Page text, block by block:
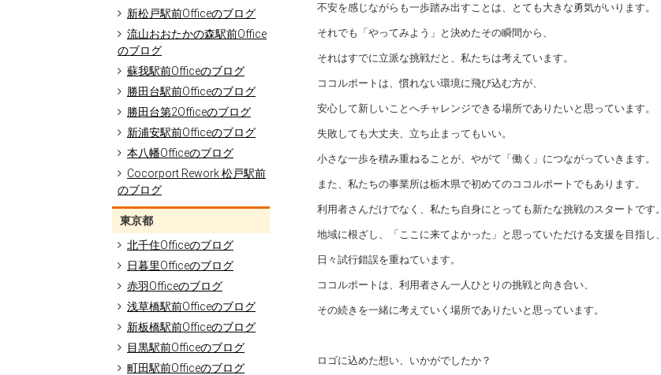
新松戸駅前Officeのブログ
流山おおたかの森駅前Office
のブログ
蘇我駅前Officeのブログ
勝田台駅前Officeのブログ
勝田台第2Officeのブログ
新浦安駅前Officeのブログ
本八幡Officeのブログ
Cocorport Rework 松戸駅前
のブログ
東京都
北千住Officeのブログ
日暮里Officeのブログ
赤羽Officeのブログ
浅草橋駅前Officeのブログ
新板橋駅前Officeのブログ
目黒駅前Officeのブログ
町田駅前Officeのブログ
不安を感じながらも一歩踏み出すことは、とても大きな勇気がいります。
それでも「やってみよう」と決めたその瞬間から、
それはすでに立派な挑戦だと、私たちは考えています。
ココルポートは、慣れない環境に飛び込む方が、
安心して新しいことへチャレンジできる場所でありたいと思っています。
失敗しても大丈夫、立ち止まってもいい。
小さな一歩を積み重ねることが、やがて「働く」につながっていきます。
また、私たちの事業所は栃木県で初めてのココルポートでもあります。
利用者さんだけでなく、私たち自身にとっても新たな挑戦のスタートです。
地域に根ざし、「ここに来てよかった」と思っていただける支援を目指し、
日々試行錯誤を重ねています。
ココルポートは、利用者さん一人ひとりの挑戦と向き合い、
その続きを一緒に考えていく場所でありたいと思っています。
ロゴに込めた想い、いかがでしたか？